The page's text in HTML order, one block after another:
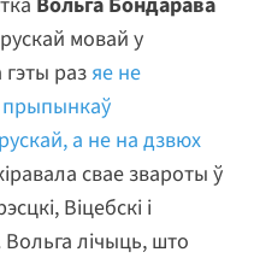
мовай у
разяе не
прыпынкаў
а не на дзвюх
свае звароты ў
Віцебскі і
лічыць, што